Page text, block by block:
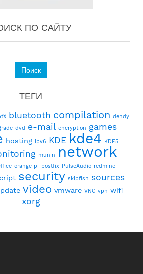
ПО САЙТУ
ТЕГИ
bluetooth compilation dendy
dvd e-mail encryption games
hosting ipv6 KDE kde4 KDE5
munin network
orange pi postfix PulseAudio redmine
security skipfish sources
video vmware VNC vpn wifi
xorg